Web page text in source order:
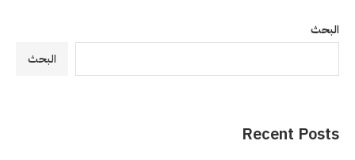
البحث
البحث
Recent Posts